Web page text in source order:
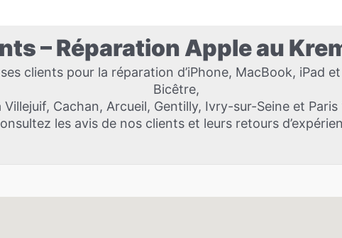
– Réparation Apple au
clients pour la réparation d’iPhone, MacBook, iPad
Bicêtre,
Villejuif, Cachan, Arcueil, Gentilly, Ivry-sur-Seine et Paris
les avis de nos clients et leurs retours